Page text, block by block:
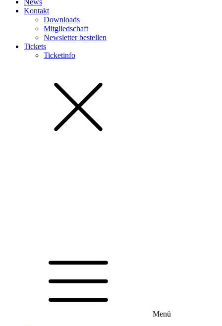
News
Kontakt
Downloads
Mitgliedschaft
Newsletter bestellen
Tickets
Ticketinfo
Menü